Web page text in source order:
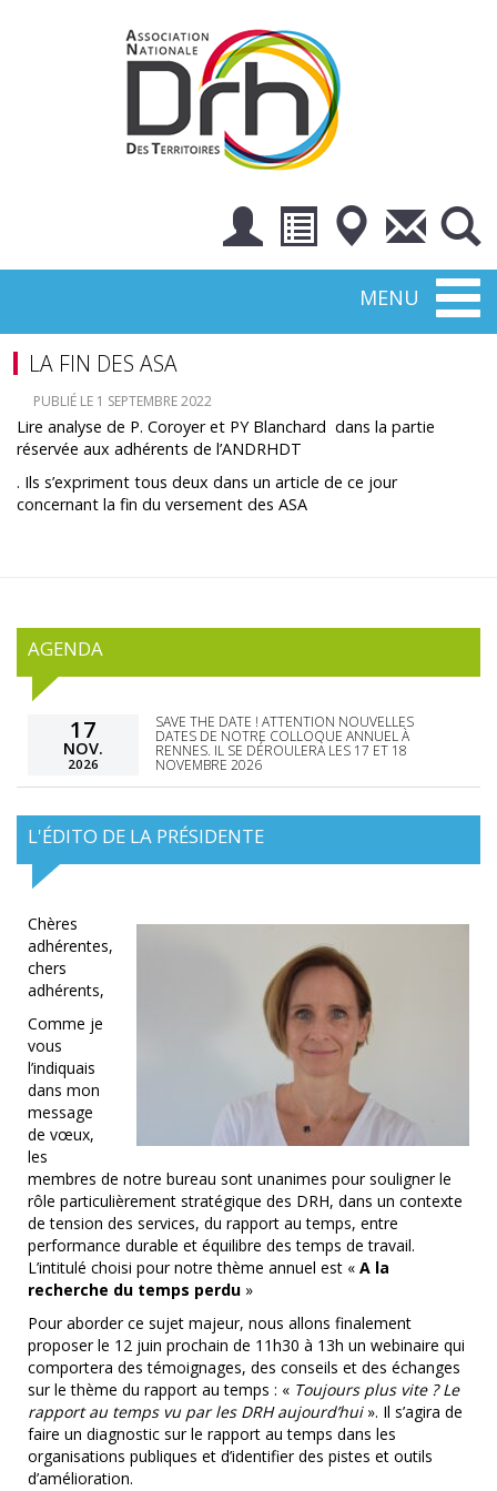
MENU
LA FIN DES ASA
PUBLIÉ LE 1 SEPTEMBRE 2022
Lire analyse de P. Coroyer et PY Blanchard dans la partie
réservée aux adhérents de l’ANDRHDT
. Ils s’expriment tous deux dans un article de ce jour
concernant la fin du versement des ASA
AGENDA
17
NOV.
2026
SAVE THE DATE ! ATTENTION NOUVELLES
DATES DE NOTRE COLLOQUE ANNUEL À
RENNES. IL SE DÉROULERA LES 17 ET 18
NOVEMBRE 2026
L'ÉDITO DE LA PRÉSIDENTE
Chères
adhérentes,
chers
adhérents,
Comme je
vous
l’indiquais
dans mon
message
de vœux,
les
membres de notre bureau sont unanimes pour souligner le
rôle particulièrement stratégique des DRH, dans un contexte
de tension des services, du rapport au temps, entre
performance durable et équilibre des temps de travail.
L’intitulé choisi pour notre thème annuel est « A la
recherche du temps perdu »
Pour aborder ce sujet majeur, nous allons finalement
proposer le 12 juin prochain de 11h30 à 13h un webinaire qui
comportera des témoignages, des conseils et des échanges
sur le thème du rapport au temps : « Toujours plus vite ? Le
rapport au temps vu par les DRH aujourd’hui ». Il s’agira de
faire un diagnostic sur le rapport au temps dans les
organisations publiques et d’identifier des pistes et outils
d’amélioration.